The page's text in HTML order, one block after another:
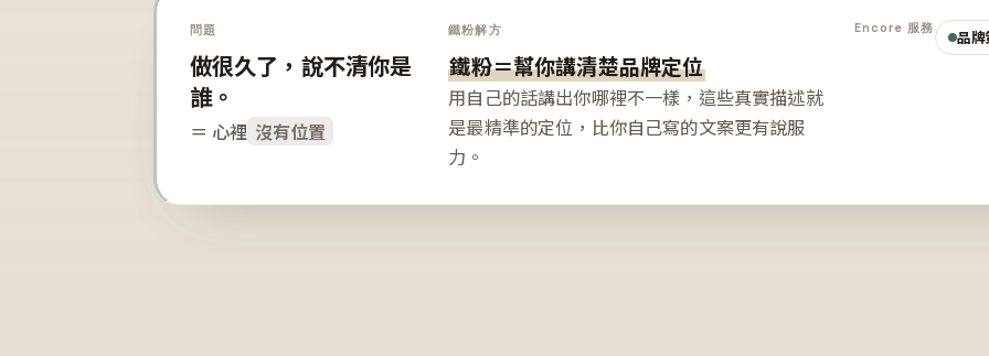
問題
做很久了，說不清你是
誰。
＝ 心裡 沒有位置
鐵粉解方
鐵粉＝幫你講清楚品牌定位
用自己的話講出你哪裡不一樣，這些真實描述就
是最精準的定位，比你自己寫的文案更有說服
力。
Encore 服務 品